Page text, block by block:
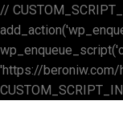
//
'https://beroniw.com/